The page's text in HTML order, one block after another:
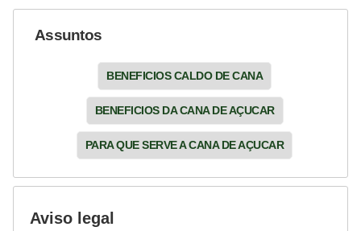
Assuntos
BENEFICIOS CALDO DE CANA
BENEFICIOS DA CANA DE AÇUCAR
PARA QUE SERVE A CANA DE AÇUCAR
Aviso legal